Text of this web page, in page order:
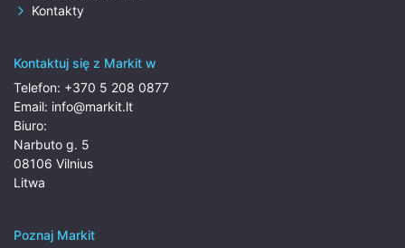
Kontakty
Kontaktuj się z Markit w
Telefon: +370 5 208 0877
Email: info@markit.lt
Biuro:
Narbuto g. 5
08106 Vilnius
Litwa
Poznaj Markit